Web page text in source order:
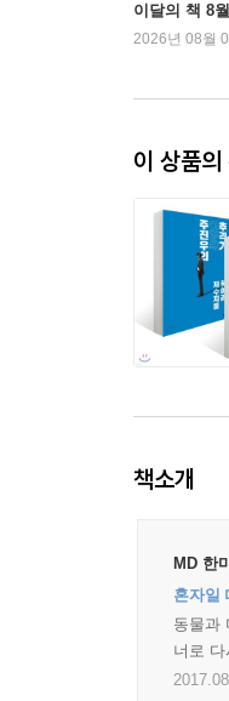
이달의 책 8
2026년 08월
이 상품의
책소개
MD 한
혼자일
동물과
너로